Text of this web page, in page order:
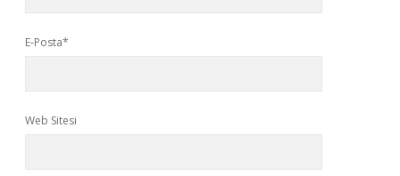
E-Posta*
Web Sitesi